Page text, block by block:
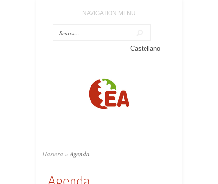
NAVIGATION MENU
Castellano
Hasiera » Agenda
Agenda